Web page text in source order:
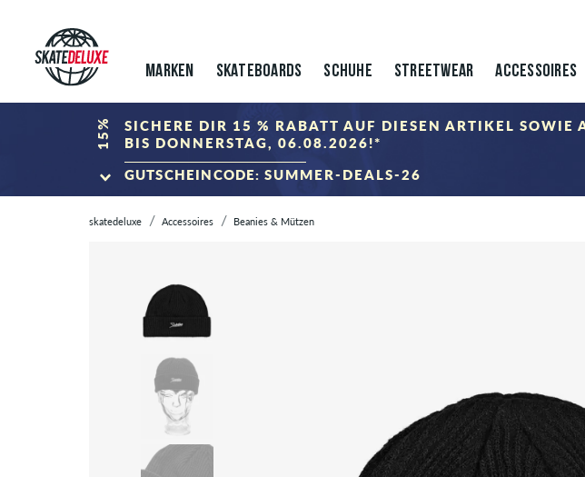
MARKEN SKATEBOARDS SCHUHE STREETWEAR ACCESSOIRES
15%
SICHERE DIR 15 % RABATT AUF DIESEN ARTIKEL
BIS DONNERSTAG, 06.08.2026!*
GUTSCHEINCODE: SUMMER-DEALS-26
skatedeluxe Accessoires Beanies & Mützen